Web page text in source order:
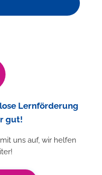
Lernförderung
gut!
uns auf, wir helfen